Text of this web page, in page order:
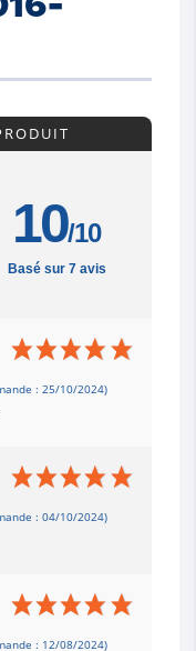
10/10
Basé sur 7 avis
: 25/10/2024)
: 04/10/2024)
: 12/08/2024)